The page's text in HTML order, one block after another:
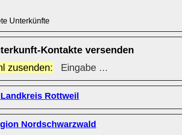
Unterkünfte
Kontakte versenden
zusenden:
Eingabe ...
Landkreis Rottweil
Nordschwarzwald